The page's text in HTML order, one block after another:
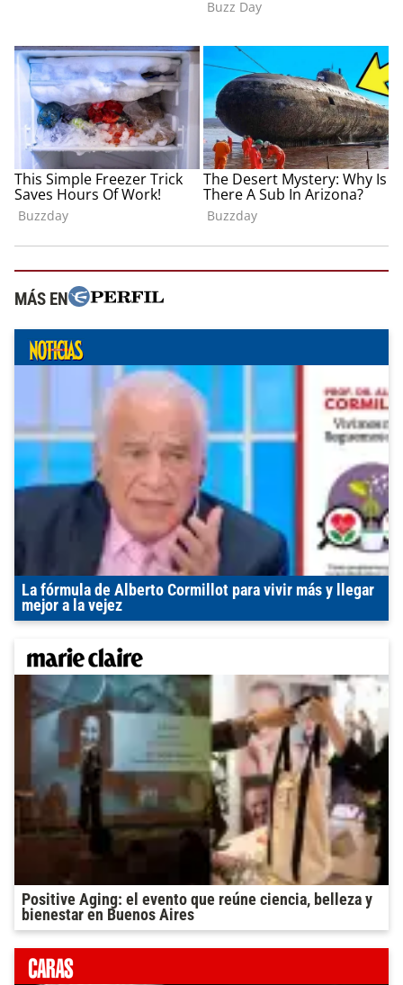
MÁS EN
La fórmula de Alberto Cormillot para vivir más y llegar
mejor a la vejez
Positive Aging: el evento que reúne ciencia, belleza y
bienestar en Buenos Aires